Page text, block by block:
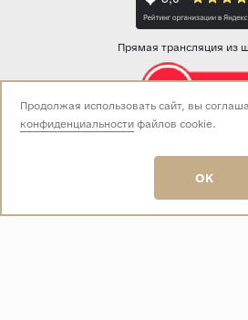
Прямая трансляция из
Звоните нам:
пн-вс 10:00 - 19:00
E-mail:
info@baza-
Продолжая использовать сайт, вы
конфиденциальностифайлов cookie.
OK